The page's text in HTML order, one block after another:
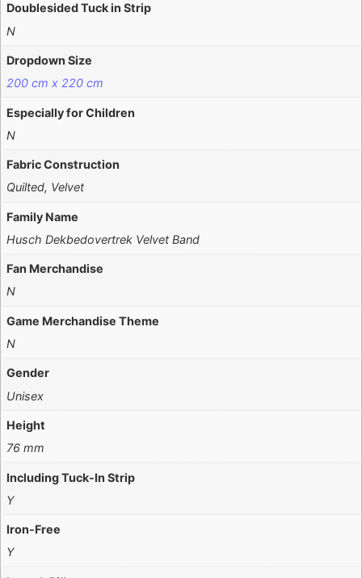
Doublesided Tuck in Strip
N
Dropdown Size
200 cm x 220 cm
Especially for Children
N
Fabric Construction
Quilted, Velvet
Family Name
Husch Dekbedovertrek Velvet Band
Fan Merchandise
N
Game Merchandise Theme
N
Gender
Unisex
Height
76 mm
Including Tuck-In Strip
Y
Iron-Free
Y